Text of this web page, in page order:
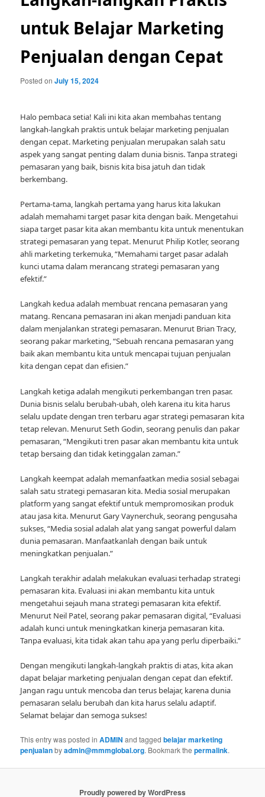
untuk Belajar Marketing
Penjualan dengan Cepat
Posted onJuly 15, 2024
Halo pembaca setia! Kali ini kita akan membahas tentang
langkah-langkah praktis untuk belajar marketing penjualan
dengan cepat. Marketing penjualan merupakan salah satu
aspek yang sangat penting dalam dunia bisnis. Tanpa strategi
pemasaran yang baik, bisnis kita bisa jatuh dan tidak
berkembang.
Pertama-tama, langkah pertama yang harus kita lakukan
adalah memahami target pasar kita dengan baik. Mengetahui
siapa target pasar kita akan membantu kita untuk menentukan
strategi pemasaran yang tepat. Menurut Philip Kotler, seorang
ahli marketing terkemuka, “Memahami target pasar adalah
kunci utama dalam merancang strategi pemasaran yang
efektif.”
Langkah kedua adalah membuat rencana pemasaran yang
matang. Rencana pemasaran ini akan menjadi panduan kita
dalam menjalankan strategi pemasaran. Menurut Brian Tracy,
seorang pakar marketing, “Sebuah rencana pemasaran yang
baik akan membantu kita untuk mencapai tujuan penjualan
kita dengan cepat dan efisien.”
Langkah ketiga adalah mengikuti perkembangan tren pasar.
Dunia bisnis selalu berubah-ubah, oleh karena itu kita harus
selalu update dengan tren terbaru agar strategi pemasaran kita
tetap relevan. Menurut Seth Godin, seorang penulis dan pakar
pemasaran, “Mengikuti tren pasar akan membantu kita untuk
tetap bersaing dan tidak ketinggalan zaman.”
Langkah keempat adalah memanfaatkan media sosial sebagai
salah satu strategi pemasaran kita. Media sosial merupakan
platform yang sangat efektif untuk mempromosikan produk
atau jasa kita. Menurut Gary Vaynerchuk, seorang pengusaha
sukses, “Media sosial adalah alat yang sangat powerful dalam
dunia pemasaran. Manfaatkanlah dengan baik untuk
meningkatkan penjualan.”
Langkah terakhir adalah melakukan evaluasi terhadap strategi
pemasaran kita. Evaluasi ini akan membantu kita untuk
mengetahui sejauh mana strategi pemasaran kita efektif.
Menurut Neil Patel, seorang pakar pemasaran digital, “Evaluasi
adalah kunci untuk meningkatkan kinerja pemasaran kita.
Tanpa evaluasi, kita tidak akan tahu apa yang perlu diperbaiki.”
Dengan mengikuti langkah-langkah praktis di atas, kita akan
dapat belajar marketing penjualan dengan cepat dan efektif.
Jangan ragu untuk mencoba dan terus belajar, karena dunia
pemasaran selalu berubah dan kita harus selalu adaptif.
Selamat belajar dan semoga sukses!
This entry was posted inADMIN and taggedbelajar marketing
penjualanbyadmin@mmmglobal.org. Bookmark thepermalink.
Proudly powered by WordPress